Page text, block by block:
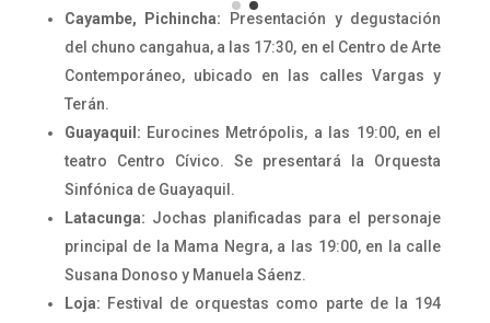
Cayambe, Pichincha: Presentación y degustación
del chuno cangahua, a las 17:30, en el Centro de Arte
Contemporáneo, ubicado en las calles Vargas y
Terán.
Guayaquil: Eurocines Metrópolis, a las 19:00, en el
teatro Centro Cívico. Se presentará la Orquesta
Sinfónica de Guayaquil.
Latacunga: Jochas planificadas para el personaje
principal de la Mama Negra, a las 19:00, en la calle
Susana Donoso y Manuela Sáenz.
Loja: Festival de orquestas como parte de la 194